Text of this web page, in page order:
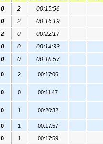
0 2
00:15:56
0 2
00:16:19
2 0
00:22:17
0 0
00:14:33
0 0 00:18:57
0 2 00:17:06
0 0 00:11:47
0 1 00:20:32
0 1 00:17:57
0 1 00:17:59